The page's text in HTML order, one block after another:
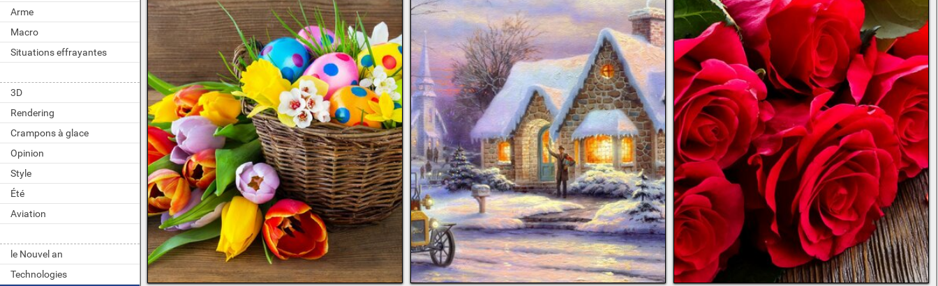
Arme
Macro
Situations effrayantes
3D
Rendering
Crampons à glace
Opinion
Style
Été
Aviation
le Nouvel an
Technologies